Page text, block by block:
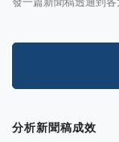
分析新聞稿成效